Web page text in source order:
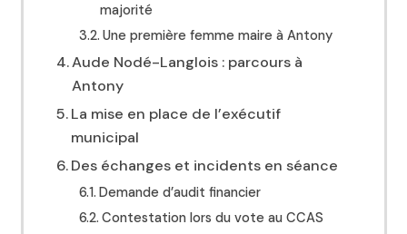
majorité
Une première femme maire à Antony
Aude Nodé-Langlois : parcours à
Antony
La mise en place de l’exécutif
municipal
Des échanges et incidents en séance
Demande d’audit financier
Contestation lors du vote au CCAS